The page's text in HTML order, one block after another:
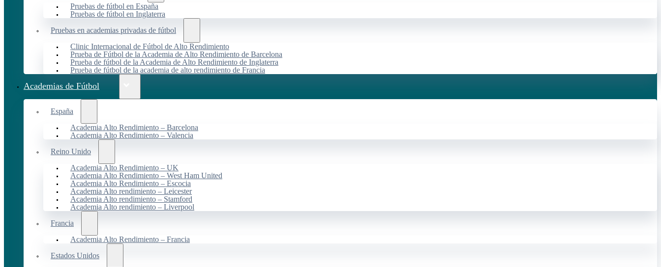
Pruebas de fútbol en España
Pruebas de fútbol en Inglaterra
Pruebas en academias privadas de fútbol
Clinic Internacional de Fútbol de Alto Rendimiento
Prueba de Fútbol de la Academia de Alto Rendimiento de Barcelona
Prueba de fútbol de la Academia de Alto Rendimiento de Inglaterra
Prueba de fútbol de la academia de alto rendimiento de Francia
Academias de Fútbol
España
Academia Alto Rendimiento – Barcelona
Academia Alto Rendimiento – Valencia
Reino Unido
Academia Alto Rendimiento – UK
Academia Alto Rendimiento – West Ham United
Academia Alto Rendimiento – Escocia
Academia Alto rendimiento – Leicester
Academia Alto rendimiento – Stamford
Academia Alto rendimiento – Liverpool
Francia
Academia Alto Rendimiento – Francia
Estados Unidos